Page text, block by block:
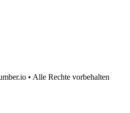
• Alle Rechte vorbehalten